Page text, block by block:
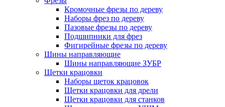
Кромочные фрезы по дереву
Наборы фрез по дереву
Пазовые фрезы по дереву
Подшипники для фрез
Фигирейные фрезы по дереву
Шины направляющие
Шины направляющие ЗУБР
Щетки крацовки
Наборы щеток крацовок
Щетки крацовки для дрели
Щетки крацовки для станков